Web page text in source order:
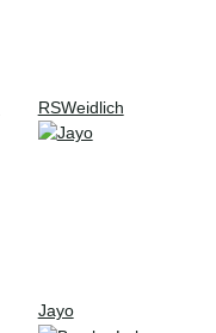
RSWeidlich
Jayo